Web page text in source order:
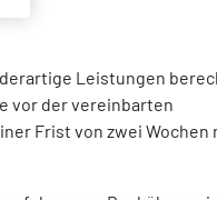
Leistungen
vor der vereinbarten
Frist von zwei Wochen